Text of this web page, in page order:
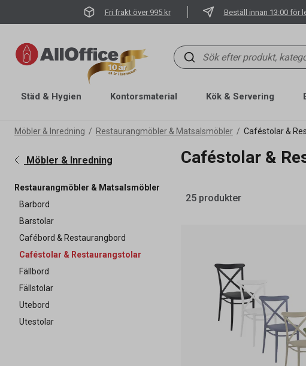
Fri frakt över 995 kr Beställ innan 13:00 för
Städ & Hygien Kontorsmaterial Kök & Servering
Möbler & Inredning Restaurangmöbler & Matsalsmöbler Caféstolar &
Möbler & Inredning
Restaurangmöbler & Matsalsmöbler
Barbord
Barstolar
Cafébord & Restaurangbord
Caféstolar & Restaurangstolar
Fällbord
Fällstolar
Utebord
Utestolar
Caféstolar &
25 produkter